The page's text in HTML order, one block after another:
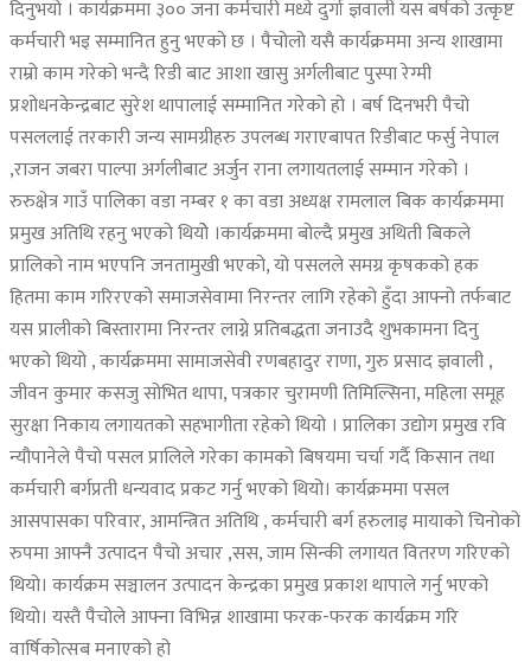
दिनुभयो । कार्यक्रममा ३०० जना कर्मचारी मध्ये दुर्गा ज्ञवाली यस बर्षको उत्कृष्ट
कर्मचारी भइ सम्मानित हुनु भएको छ । पैचोलो यसै कार्यक्रममा अन्य शाखामा
राम्रो काम गरेको भन्दै रिडी बाट आशा खासु अर्गलीबाट पुस्पा रेग्मी
प्रशोधनकेन्द्रबाट सुरेश थापालाई सम्मानित गरेको हो । बर्ष दिनभरी पैचो
पसललाई तरकारी जन्य सामग्रीहरु उपलब्ध गराएबापत रिडीबाट फर्सु नेपाल
,राजन जबरा पाल्पा अर्गलीबाट अर्जुन राना लगायतलाई सम्मान गरेको ।
रुरुक्षेत्र गाउँ पालिका वडा नम्बर १ का वडा अध्यक्ष रामलाल बिक कार्यक्रममा
प्रमुख अतिथि रहनु भएको थियोे ।कार्यक्रममा बोल्दै प्रमुख अथिती बिकले
प्रालिको नाम भएपनि जनतामुखी भएको, यो पसलले समग्र कृषकको हक
हितमा काम गरिरएको समाजसेवामा निरन्तर लागि रहेको हुँदा आफ्नो तर्फबाट
यस प्रालीको बिस्तारामा निरन्तर लाग्ने प्रतिबद्धता जनाउदै शुभकामना दिनु
भएको थियो , कार्यक्रममा सामाजसेवी रणबहादुर राणा, गुरु प्रसाद ज्ञवाली ,
जीवन कुमार कसजु सोभित थापा, पत्रकार चुरामणी तिमिल्सिना, महिला समूह
सुरक्षा निकाय लगायतको सहभागीता रहेको थियो । प्रालिका उद्योग प्रमुख रवि
न्यौपानेले पैचो पसल प्रालिले गरेका कामको बिषयमा चर्चा गर्दै किसान तथा
कर्मचारी बर्गप्रती धन्यवाद प्रकट गर्नु भएको थियो। कार्यक्रममा पसल
आसपासका परिवार, आमन्त्रित अतिथि , कर्मचारी बर्ग हरुलाइ मायाको चिनोको
रुपमा आफ्नै उत्पादन पैचो अचार ,सस, जाम सिन्की लगायत वितरण गरिएको
थियो। कार्यक्रम सञ्चालन उत्पादन केन्द्रका प्रमुख प्रकाश थापाले गर्नु भएको
थियो। यस्तै पैचोले आफ्ना विभिन्न शाखामा फरक-फरक कार्यक्रम गरि
वार्षिकोत्सब मनाएको हो